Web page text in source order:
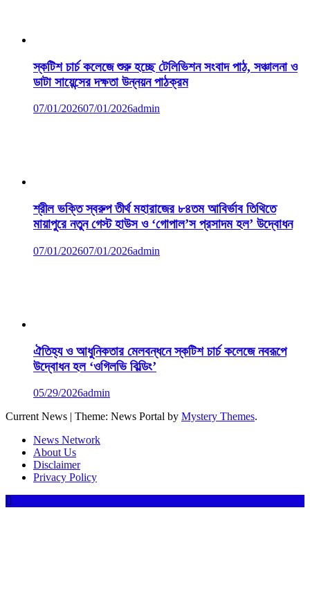
স্কটিশ চার্চ কলেজে শুরু হচ্ছে টেলিভিশন সংবাদ পাঠ, সঞ্চালনা ও
ডাটা সায়েন্সের দক্ষতা উন্নয়ন পাঠক্রম
07/01/202607/01/2026admin
শ্রীল ভক্তি স্বরুপ তীর্থ মহারাজের ৮৪তম আবির্ভাব তিথিতে
মায়াপুরে নতুন গেস্ট হাউস ও ‘গোপাল’স প্রসাদম হল’ উদ্বোধন
07/01/202607/01/2026admin
ঐতিহ্য ও আধুনিকতার মেলবন্ধনে স্কটিশ চার্চ কলেজে নবরূপে
উদ্বোধন হল ‘ওগিলভি বিল্ডিং’
05/29/2026admin
Current News | Theme: News Portal by Mystery Themes.
News Network
About Us
Disclaimer
Privacy Policy